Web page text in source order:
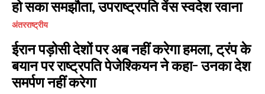
हो सका समझौता, उपराष्ट्रपति वेंस स्वदेश रवाना
अंतरराष्ट्रीय
ईरान पड़ोसी देशों पर अब नहीं करेगा हमला, ट्रंप के
बयान पर राष्ट्रपति पेजेश्कियन ने कहा- उनका देश
समर्पण नहीं करेगा